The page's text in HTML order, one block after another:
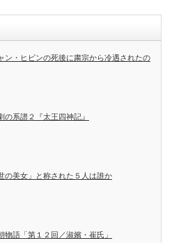
ン・ヒビンの死後に粛宗から冷遇されたの
の系譜２『太王四神記』
の美女」と称された５人は誰か
物語「第１２回／淑嬪・崔氏」